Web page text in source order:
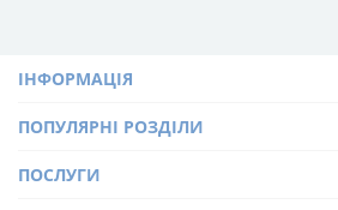
ІНФОРМАЦІЯ
ПОПУЛЯРНІ РОЗДІЛИ
ПОСЛУГИ